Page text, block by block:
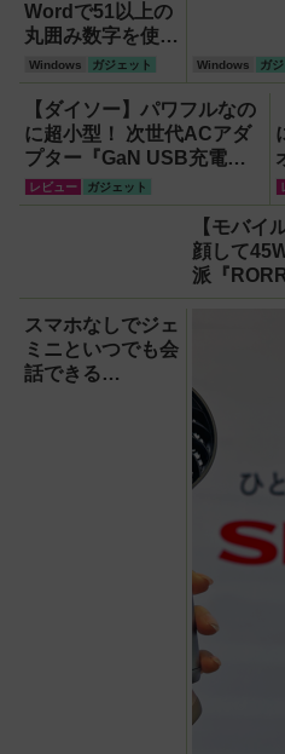
Wordで51以上の
丸囲み数字を使い
たいなら「囲い文
字」で作る
【Windows】
Windows ガジェット Windows ガ
【ダイソー】パワフルなの
に超小型！ 次世代ACアダ
プター『GaN USB充電
器』がすごすぎる！
レビュー ガジェット
【モバイ
顔して
派『
ニ』でス
スマホなしでジェ
ミニといつでも会
話できる